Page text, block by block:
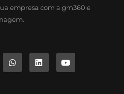
empresa com a gm360 e